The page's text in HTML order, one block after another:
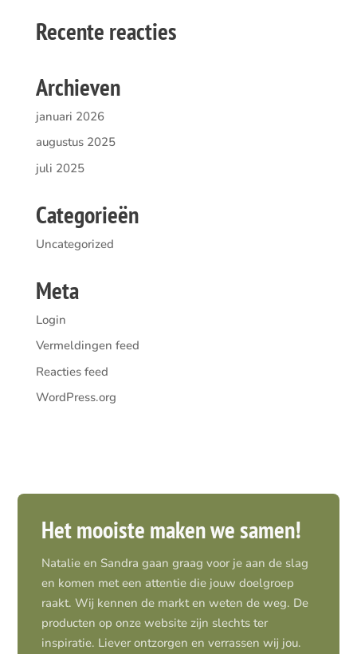
Recente reacties
Archieven
januari 2026
augustus 2025
juli 2025
Categorieën
Uncategorized
Meta
Login
Vermeldingen feed
Reacties feed
WordPress.org
Het mooiste maken we samen!
Natalie en Sandra gaan graag voor je aan de slag
en komen met een attentie die jouw doelgroep
raakt. Wij kennen de markt en weten de weg. De
producten op onze website zijn slechts ter
inspiratie. Liever ontzorgen en verrassen wij jou.